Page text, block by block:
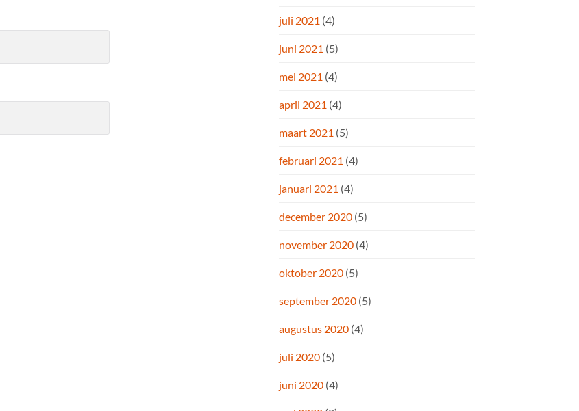
juli 2021 (4)
juni 2021 (5)
mei 2021 (4)
april 2021 (4)
maart 2021 (5)
februari 2021 (4)
januari 2021 (4)
december 2020 (5)
november 2020 (4)
oktober 2020 (5)
september 2020 (5)
augustus 2020 (4)
juli 2020 (5)
juni 2020 (4)